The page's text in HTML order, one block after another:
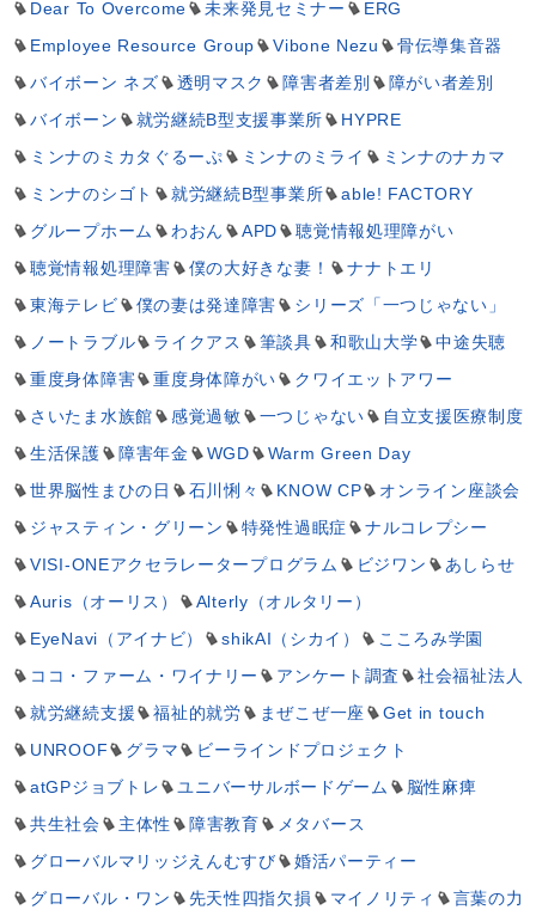
Dear To Overcome 未来発見セミナー
ERG
Employee Resource Group
Vibone Nezu
骨伝導集音器
バイボーン ネズ
透明マスク 障害者差別
障がい者差別
バイボーン
就労継続B型支援事業所
HYPRE
ミンナのミカタぐるーぷ
ミンナのミライ
ミンナのナカマ
ミンナのシゴト
就労継続B型事業所
able! FACTORY
グループホーム
わおん APD
聴覚情報処理障がい
聴覚情報処理障害
僕の大好きな妻！
ナナトエリ
東海テレビ
僕の妻は発達障害
シリーズ「一つじゃない」
ノートラブル
ライクアス 筆談具 和歌山大学
中途失聴
重度身体障害
重度身体障がい
クワイエットアワー
さいたま水族館
感覚過敏 一つじゃない
自立支援医療制度
生活保護
障害年金 WGD
Warm Green Day
世界脳性まひの日
石川悧々 KNOW CP
オンライン座談会
ジャスティン・グリーン
特発性過眠症
ナルコレプシー
VISI-ONEアクセラレータープログラム
ビジワン
あしらせ
Auris（オーリス）
Alterly（オルタリー）
EyeNavi（アイナビ）
shikAI（シカイ）
こころみ学園
ココ・ファーム・ワイナリー
アンケート調査
社会福祉法人
就労継続支援
福祉的就労 まぜこぜ一座
Get in touch
UNROOF
グラマ
ビーラインドプロジェクト
atGPジョブトレ
ユニバーサルボードゲーム
脳性麻痺
共生社会
主体性 障害教育
メタバース
グローバルマリッジえんむすび
婚活パーティー
グローバル・ワン
先天性四指欠損 マイノリティ
言葉の力